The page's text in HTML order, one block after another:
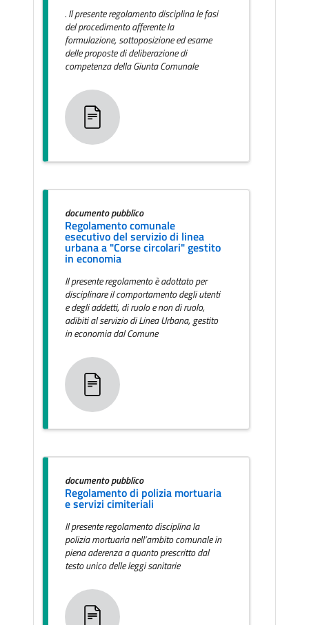
. Il presente regolamento disciplina le fasi
del procedimento afferente la
formulazione, sottoposizione ed esame
delle proposte di deliberazione di
competenza della Giunta Comunale
documento pubblico
Regolamento comunale
esecutivo del servizio di linea
urbana a "Corse circolari" gestito
in economia
Il presente regolamento è adottato per
disciplinare il comportamento degli utenti
e degli addetti, di ruolo e non di ruolo,
adibiti al servizio di Linea Urbana, gestito
in economia dal Comune
documento pubblico
Regolamento di polizia mortuaria
e servizi cimiteriali
Il presente regolamento disciplina la
polizia mortuaria nell’ambito comunale in
piena aderenza a quanto prescritto dal
testo unico delle leggi sanitarie